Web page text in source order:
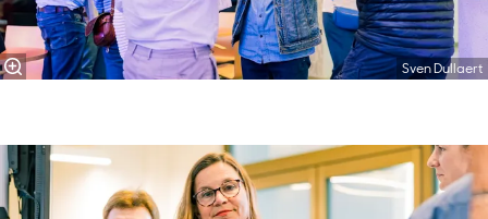
Sven Dullaert